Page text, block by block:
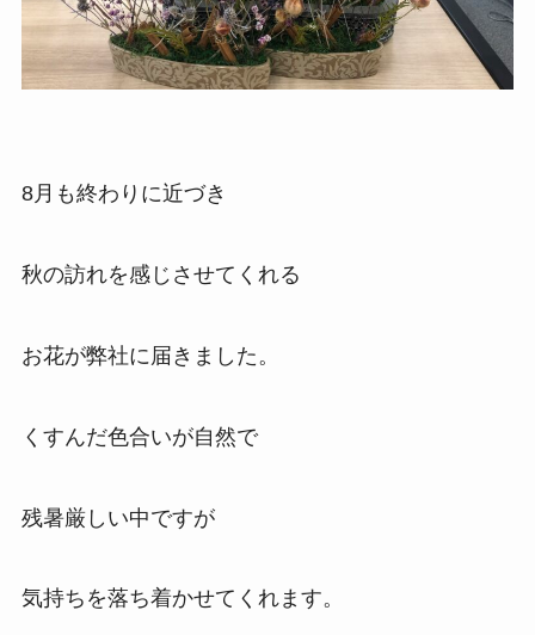
8月も終わりに近づき
秋の訪れを感じさせてくれる
お花が弊社に届きました。
くすんだ色合いが自然で
残暑厳しい中ですが
気持ちを落ち着かせてくれます。